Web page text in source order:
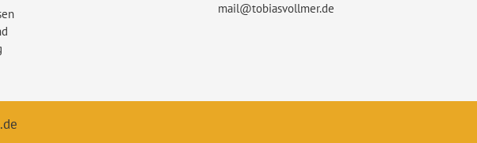
mail@tobiasvollmer.de